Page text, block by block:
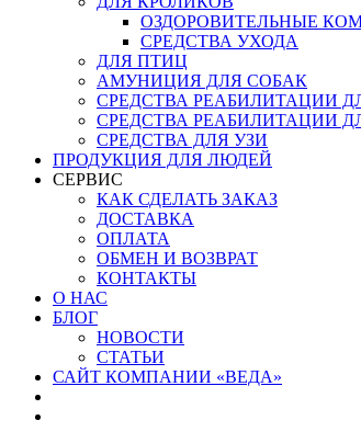
ОЗДОРОВИТЕЛЬНЫЕ
СРЕДСТВА УХОДА
ДЛЯ ПТИЦ
АМУНИЦИЯ ДЛЯ СОБАК
СРЕДСТВА РЕАБИЛИТАЦИИ
СРЕДСТВА РЕАБИЛИТАЦИИ
СРЕДСТВА ДЛЯ УЗИ
ПРОДУКЦИЯ ДЛЯ ЛЮДЕЙ
СЕРВИС
КАК СДЕЛАТЬ ЗАКАЗ
ДОСТАВКА
ОПЛАТА
ОБМЕН И ВОЗВРАТ
КОНТАКТЫ
О НАС
БЛОГ
НОВОСТИ
СТАТЬИ
САЙТ КОМПАНИИ «ВЕДА»